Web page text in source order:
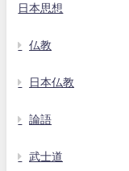
日本思想
仏教
日本仏教
論語
武士道